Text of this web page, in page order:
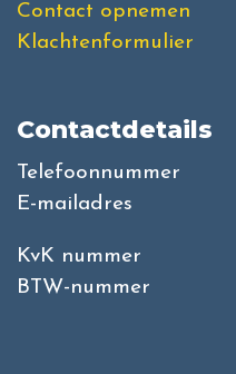
Contact opnemen
Klachtenformulier
Contactdetails
Telefoonnummer
E-mailadres
KvK nummer
BTW-nummer